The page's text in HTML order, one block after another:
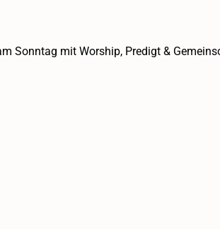
Sonntag mit Worship, Predigt &